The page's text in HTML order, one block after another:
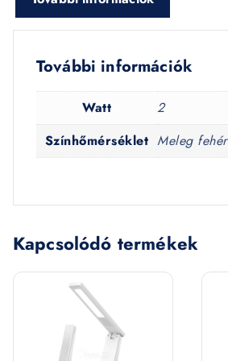
További információk
Watt
2
Színhőmérséklet Meleg fehér
Kapcsolódó termékek